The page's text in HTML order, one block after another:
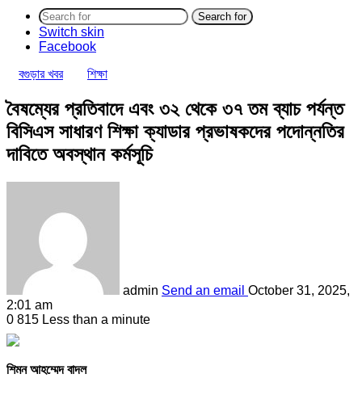
Search for
Switch skin
Facebook
বগুড়ার খবর
শিক্ষা
বৈষম্যের প্রতিবাদে এবং ৩২ থেকে ৩৭ তম ব্যাচ পর্যন্ত
বিসিএস সাধারণ শিক্ষা ক্যাডার প্রভাষকদের পদোন্নতির
দাবিতে অবস্থান কর্মসূচি
admin Send an email October 31, 2025,
2:01 am
0 815 Less than a minute
শিমন আহম্মেদ বাদল